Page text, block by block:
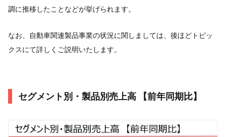
調に推移したことなどが挙げられます。
なお、自動車関連製品事業の状況に関しましては、後ほどトピッ
クスにて詳しくご説明いたします。
セグメント別・製品別売上高 【前年同期比】